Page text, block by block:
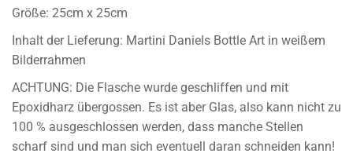
Größe: 25cm x 25cm
Inhalt der Lieferung: Martini Daniels Bottle Art in weißem
Bilderrahmen
ACHTUNG: Die Flasche wurde geschliffen und mit
Epoxidharz übergossen. Es ist aber Glas, also kann nicht zu
100 % ausgeschlossen werden, dass manche Stellen
scharf sind und man sich eventuell daran schneiden kann!